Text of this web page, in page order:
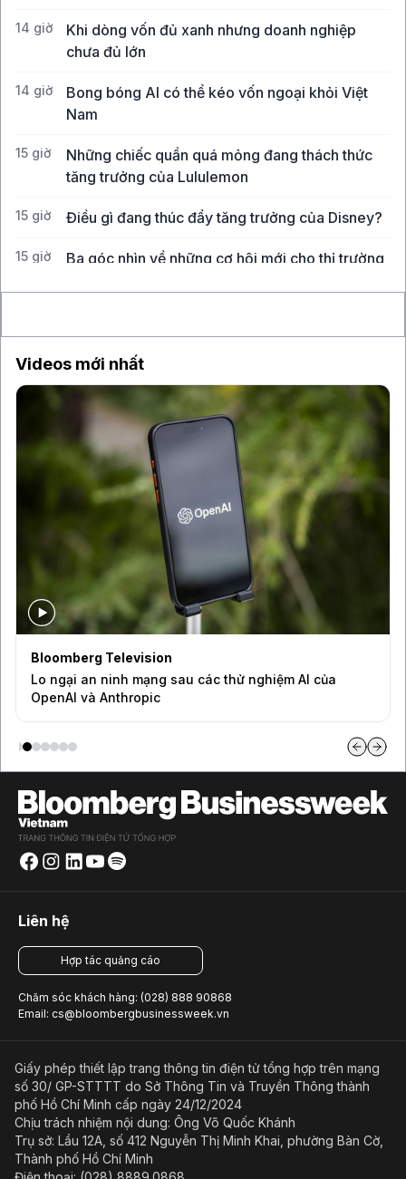
14 giờ
Khi dòng vốn đủ xanh nhưng doanh nghiệp
chưa đủ lớn
14 giờ
Bong bóng AI có thể kéo vốn ngoại khỏi Việt
Nam
15 giờ
Những chiếc quần quá mỏng đang thách thức
tăng trưởng của Lululemon
15 giờ Điều gì đang thúc đẩy tăng trưởng của Disney?
15 giờ
Ba góc nhìn về những cơ hội mới cho thị trường
Videos mới nhất
Bloomberg Television
Lo ngại an ninh mạng sau các thử nghiệm AI của
OpenAI và Anthropic
Liên hệ
Hợp tác quảng cáo
Chăm sóc khách hàng: (028) 888 90868
Email: cs@bloombergbusinessweek.vn
Giấy phép thiết lập trang thông tin điện tử tổng hợp trên mạng
số 30/ GP-STTTT do Sở Thông Tin và Truyền Thông thành
phố Hồ Chí Minh cấp ngày 24/12/2024
Chịu trách nhiệm nội dung: Ông Võ Quốc Khánh
Trụ sở: Lầu 12A, số 412 Nguyễn Thị Minh Khai, phường Bàn Cờ,
Thành phố Hồ Chí Minh